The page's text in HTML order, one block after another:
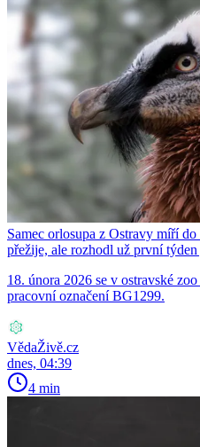
Samec orlosupa z Ostravy míří
přežije, ale rozhodl už první
18. února 2026 se v ostravské
pracovní označení BG1299.
VědaŽivě.cz
dnes, 04:39
4 min